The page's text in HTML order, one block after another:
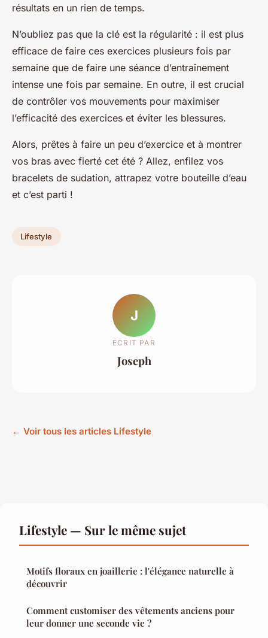
résultats en un rien de temps.
N’oubliez pas que la clé est la régularité : il est plus
efficace de faire ces exercices plusieurs fois par
semaine que de faire une séance d’entraînement
intense une fois par semaine. En outre, il est crucial
de contrôler vos mouvements pour maximiser
l’efficacité des exercices et éviter les blessures.
Alors, prêtes à faire un peu d’exercice et à montrer
vos bras avec fierté cet été ? Allez, enfilez vos
bracelets de sudation, attrapez votre bouteille d’eau
et c’est parti !
Lifestyle
J
ECRIT PAR
Joseph
← Voir tous les articles Lifestyle
Lifestyle — Sur le même sujet
Motifs floraux en joaillerie : l'élégance naturelle à
découvrir
Comment customiser des vêtements anciens pour
leur donner une seconde vie ?